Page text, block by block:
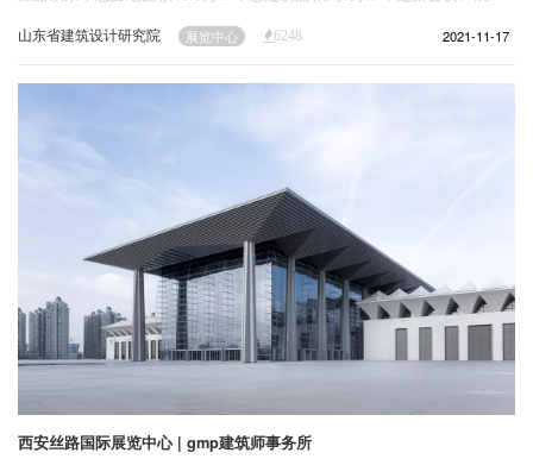
览、商务、餐饮、娱乐等多功能于一体的现代化城市会展中心，展览中心
与隔路相对的会盟台（会议中心）组成菏泽市重要的会展轴线。
山东省建筑设计研究院 展览中心 6248 2021-11-17
西安丝路国际展览中心 | gmp建筑师事务所